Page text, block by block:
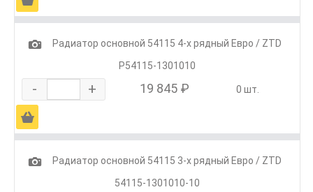
1
Радиатор основной 54115 4-х рядный Евро / ZTD
Р54115-1301010
- + 19 845 ₽ 0 шт.
Ä
1
Радиатор основной 54115 3-х рядный Евро / ZTD
54115-1301010-10